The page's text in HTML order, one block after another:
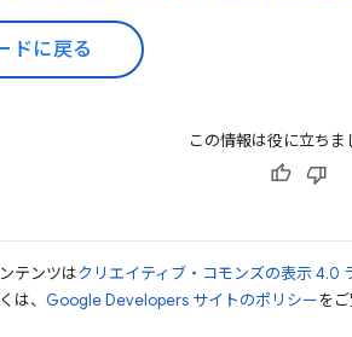
ドに戻る
この情報は役に立ちま
テンツはクリエイティブ・コモンズの表示 4.0
は、 Google Developers サイトのポリシーを